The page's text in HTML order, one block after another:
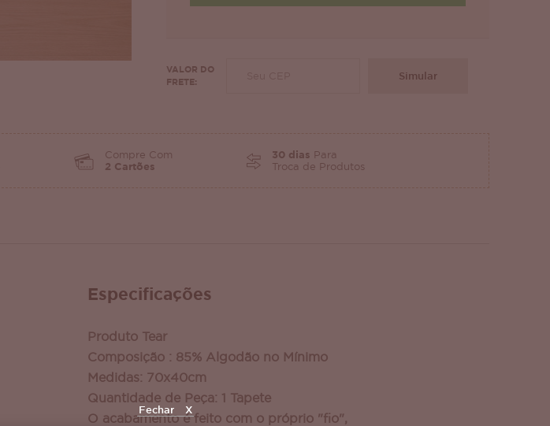
VALOR DO
FRETE:
Simular
Compre Com
2 Cartões
30 dias Para
Troca de Produtos
Especificações
Produto Tear
Composição : 85% Algodão no Mínimo
Medidas: 70x40cm
Quantidade de Peça: 1 Tapete
O acabamento é feito com o próprio "fio",
Fechar X